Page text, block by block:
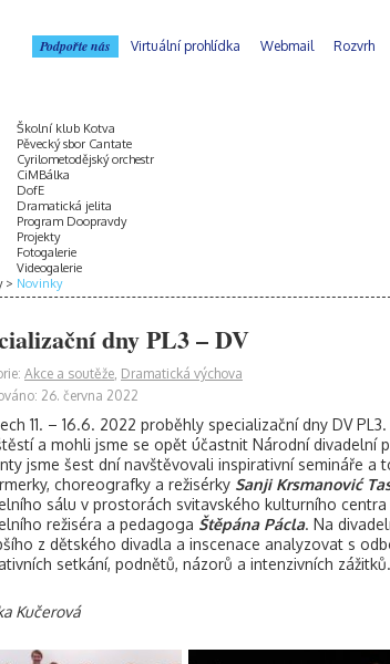
Podpořte nás Virtuální prohlídka Webmail Rozvrh
Školní klub Kotva
Pěvecký sbor Cantate
Cyrilometodějský orchestr
CiMBálka
DofE
Dramatická jelita
Program Doopravdy
Projekty
Fotogalerie
Videogalerie
Novinky
dny PL3 – DV
Akce a soutěže, Dramatická výchova
26. června 2022
11. – 16.6. 2022 proběhly specializační dny DV
a mohli jsme se opět účastnit Národní divadelní
jsme šest dní navštěvovali inspirativní semináře a
choreografky a režisérky Sanji Krsmanović
sálu v prostorách svitavského kulturního
režiséra a pedagoga Štěpána Pácla. Na
z dětského divadla a inscenace analyzovat s
setkání, podnětů, názorů a intenzivních zážitků.
Kučerová